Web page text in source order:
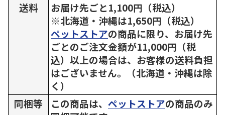
送料
お届け先ごと1,100円（税込）
※北海道・沖縄は1,650円（税込）
ペットストアの商品に限り、お届け先
ごとのご注文金額が11,000円（税
込）以上の場合は、お客様の送料負担
はございません。（北海道・沖縄は除
く）
同梱等
この商品は、 ペットストアの商品のみ